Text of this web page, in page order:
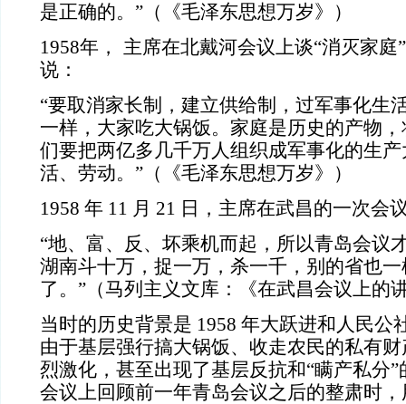
是正确的。”（《毛泽东思想万岁》）
1958年，
主席在北戴河会议上谈“消灭家庭
说：
“要取消家长制，建立供给制，过军事化生
一样，大家吃大锅饭。家庭是历史的产物
们要把两亿多几千万人组织成军事化的生
活、劳动。”（《毛泽东思想万岁》）
1958 年 11 月 21 日，主席在武昌的一次会
“地、富、反、坏乘机而起，所以青岛会议
湖南斗十万，捉一万，杀一千，别的省也
了。”（马列主义文库：《在武昌会议上的
当时的历史背景是 1958 年大跃进和人民公
由于基层强行搞大锅饭、收走农民的私有
烈激化，甚至出现了基层反抗和“瞒产私分
会议上回顾前一年青岛会议之后的整肃时